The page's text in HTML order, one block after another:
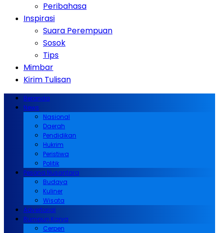
Peribahasa
Inspirasi
Suara Perempuan
Sosok
Tips
Mimbar
Kirim Tulisan
Beranda
News
Nasional
Daerah
Pendidikan
Hukrim
Peristiwa
Politik
Pesona Nusantara
Budaya
Kuliner
Wisata
Advertorial
Rumpun Karya
Cerpen